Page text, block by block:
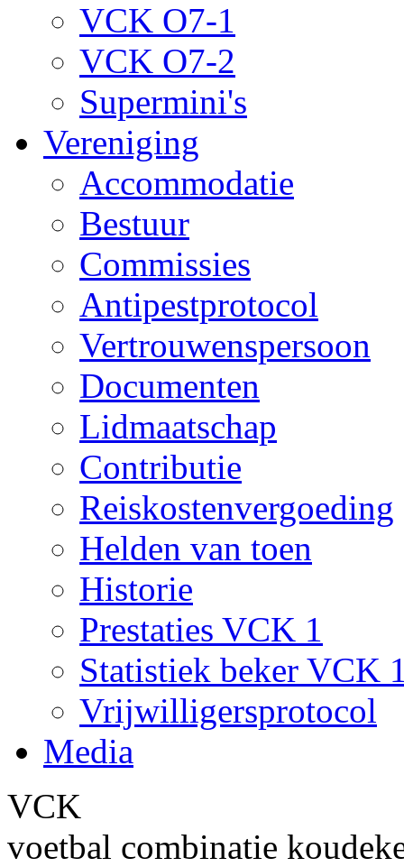
VCK O7-1
VCK O7-2
Supermini's
Vereniging
Accommodatie
Bestuur
Commissies
Antipestprotocol
Vertrouwenspersoon
Documenten
Lidmaatschap
Contributie
Reiskostenvergoeding
Helden van toen
Historie
Prestaties VCK 1
Statistiek beker VCK
Vrijwilligersprotocol
Media
VCK
voetbal combinatie